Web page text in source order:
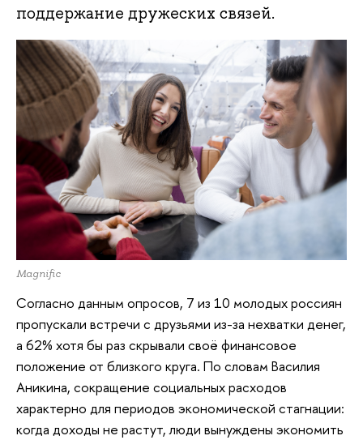
поддержание дружеских связей.
Magnific
Согласно данным опросов, 7 из 10 молодых россиян
пропускали встречи с друзьями из-за нехватки денег,
а 62% хотя бы раз скрывали своё финансовое
положение от близкого круга. По словам Василия
Аникина, сокращение социальных расходов
характерно для периодов экономической стагнации:
когда доходы не растут, люди вынуждены экономить